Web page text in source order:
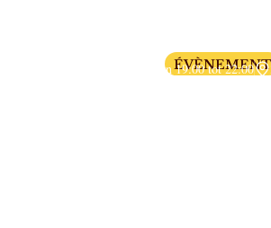
ÉVÈNEMENT
Van 19:00 tot 22:00